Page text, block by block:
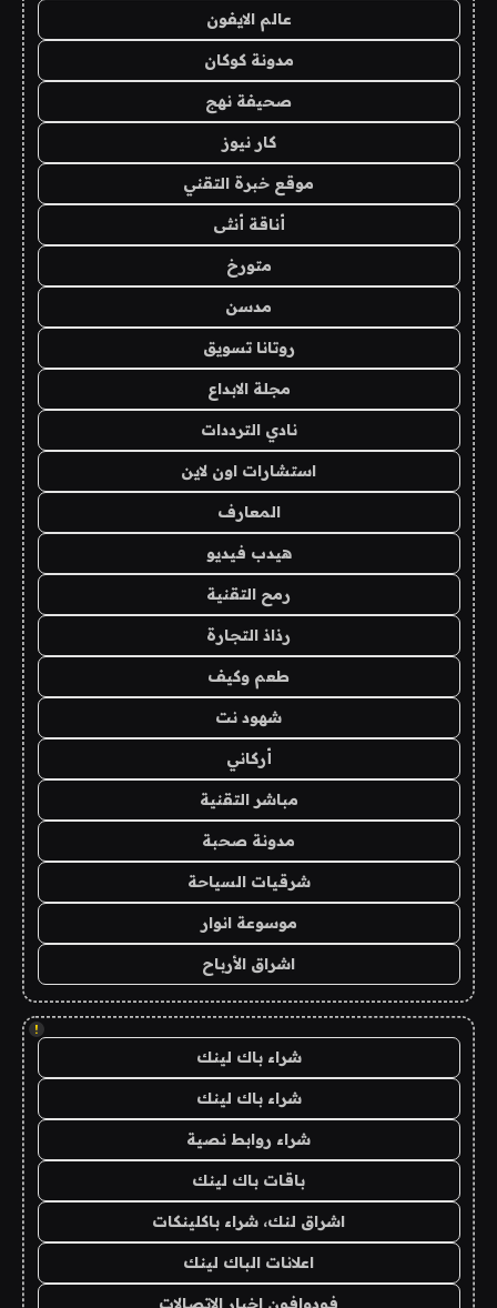
عالم الايفون
مدونة كوكان
صحيفة نهج
كار نيوز
موقع خبرة التقني
أناقة أنثى
متورخ
مدسن
روتانا تسويق
مجلة الابداع
نادي الترددات
استشارات اون لاين
المعارف
هيدب فيديو
رمح التقنية
رذاذ التجارة
طعم وكيف
شهود نت
أركاني
مباشر التقنية
مدونة صحبة
شرقيات السياحة
موسوعة انوار
اشراق الأرباح
!
شراء باك لينك
شراء باك لينك
شراء روابط نصية
باقات باك لينك
اشراق لنك، شراء باكلينكات
اعلانات الباك لينك